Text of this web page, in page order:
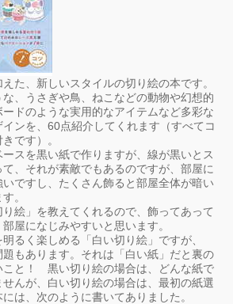
た、新しいスタイルの切り絵の本です。
、うさぎや鳥、ねこなどの動物や幻想的
ドのような実用的なアイテムなど多彩な
ンを、60点紹介してくれます（すべてコ
です）。
スを黒い紙で作りますが、線が黒いとス
、それが素敵でもあるのですが、部屋に
ですし、たくさん飾ると部屋全体が暗い
。
絵」を教えてくれるので、飾ってあって
屋になじみやすいと思います。
るく楽しめる「白い切り絵」ですが、
題もあります。それは「白い紙」だと裏の
こと！ 黒い切り絵の場合は、どんな紙で
んが、白い切り絵の場合は、最初の紙選
は、次のように書いてありました。